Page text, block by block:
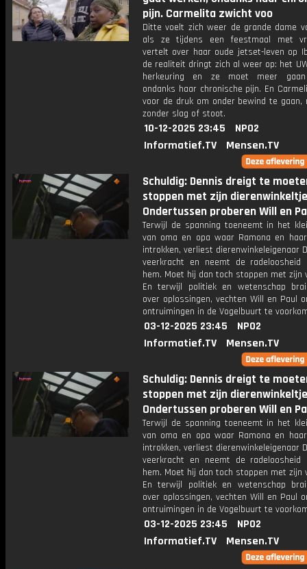
pijn. Carmelita zwicht voo
Ditte voelt zich weer de grande dame
als ze tijdens een feestmaal met
vertelt over haar oude jetset-leven op
de realiteit dringt zich al weer op: het
herkeuring en ze moet meer gaan
ondanks haar chronische pijn. En
voor de druk om onder bewind te gaan,
zonder slag of stoot.
10-12-2025 23:45
NPO2
Informatief.TV
Mensen.TV
Schuldig: Dennis dreigt te
stoppen met zijn
Ondertussen proberen Will en
Terwijl de spanning toeneemt in het
van oma en opa waar Ramona en
introkken, verliest dierenwinkeleigenaar
veerkracht en neemt de radeloosheid
hem. Moet hij dan toch stoppen met zijn
En terwijl politiek en wetenschap
over oplossingen, vechten Will en Paul
ontruimingen in de Vogelbuurt te
03-12-2025 23:45
NPO2
Informatief.TV
Mensen.TV
Schuldig: Dennis dreigt te
stoppen met zijn
Ondertussen proberen Will en
Terwijl de spanning toeneemt in het
van oma en opa waar Ramona en
introkken, verliest dierenwinkeleigenaar
veerkracht en neemt de radeloosheid
hem. Moet hij dan toch stoppen met zijn
En terwijl politiek en wetenschap
over oplossingen, vechten Will en Paul
ontruimingen in de Vogelbuurt te
03-12-2025 23:45
NPO2
Informatief.TV
Mensen.TV